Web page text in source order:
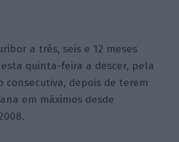
a três, seis e 12 meses
quinta-feira a descer, pela
consecutiva, depois de terem
em máximos desde